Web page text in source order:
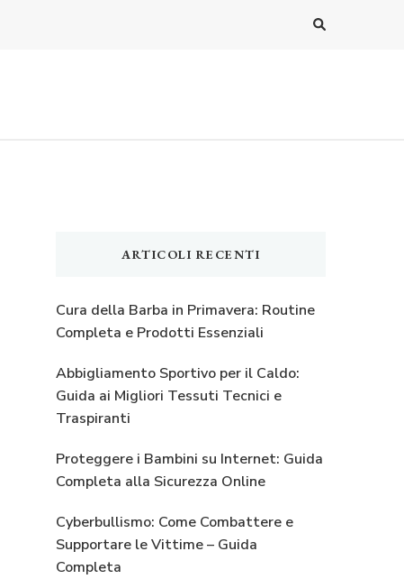
ARTICOLI RECENTI
Cura della Barba in Primavera: Routine
Completa e Prodotti Essenziali
Abbigliamento Sportivo per il Caldo:
Guida ai Migliori Tessuti Tecnici e
Traspiranti
Proteggere i Bambini su Internet: Guida
Completa alla Sicurezza Online
Cyberbullismo: Come Combattere e
Supportare le Vittime – Guida
Completa